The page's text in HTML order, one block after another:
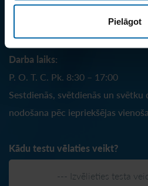
Pielāgot
E-pasts:
Darba laiks:
P. O. T. C. Pk. 8:30 – 17:00
Sestdienās, svētdienās un svētku
nodošana pēc iepriekšējas
Kādu testu vēlaties veikt?
--- Izvēlieties testa